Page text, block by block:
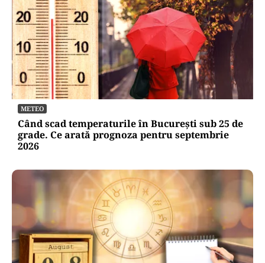
METEO
Când scad temperaturile în București sub 25 de
grade. Ce arată prognoza pentru septembrie
2026